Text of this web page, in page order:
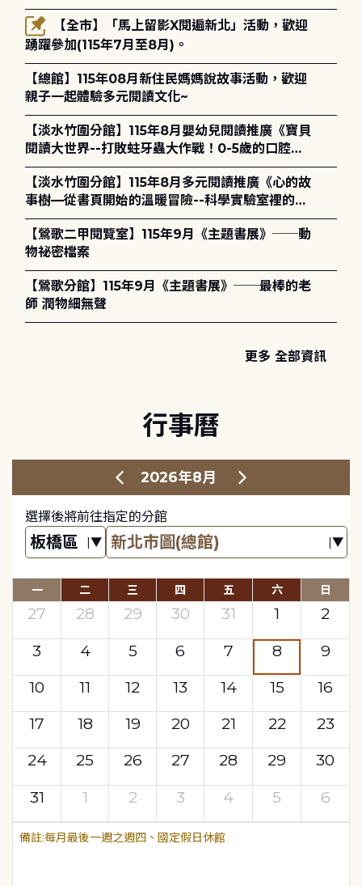
報名
踴躍參加(115年7月至8月)。
【總館】115年08月新住民媽媽說故事活動，歡迎
親子一起體驗多元閱讀文化~
【淡水竹圍分館】115年8月嬰幼兒閱讀推廣《寶貝
閱讀大世界--打敗蛀牙蟲大作戰！0-5歲的口腔照
護全攻略》
【淡水竹圍分館】115年8月多元閱讀推廣《心的故
事樹—從書頁開始的溫暖冒險--科學實驗室裡的放
電章魚》
【鶯歌二甲閱覽室】115年9月《主題書展》──動
物祕密檔案
【鶯歌分館】115年9月《主題書展》──最棒的老
師 潤物細無聲
更多 全部資訊
行事曆
2026年8月
選擇後將前往指定的分館
一 二 三 四 五 六 日
27 28 29 30 31 1
2
3
4 5 6 7 8
9
10
11 12 13 14 15
16
17
18 19 20 21 22
23
24
25 26 27 28 29
30
31
1 2 3 4 5 6
每月最後一週之週四、國定假日休館